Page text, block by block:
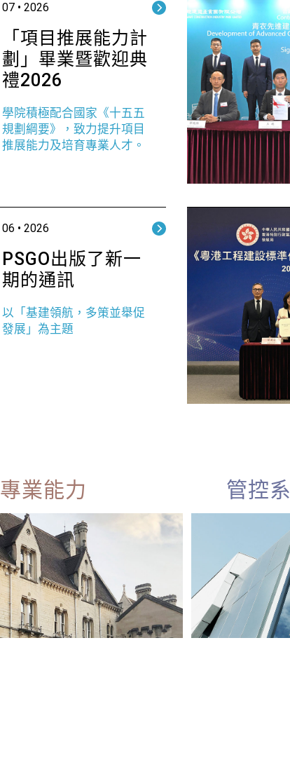
07 • 2026
「項目推展能力計
劃」畢業暨歡迎典
禮2026
學院積極配合國家《十五五
規劃綱要》，致力提升項目
推展能力及培育專業人才。
06 • 2026
PSGO出版了新一
期的通訊
以「基建領航，多策並舉促
發展」為主題
專業能力
主要項目精英學院
主要項目領導計劃
項目推展能力計劃
管控
基本工
項目成
建造費
項目監